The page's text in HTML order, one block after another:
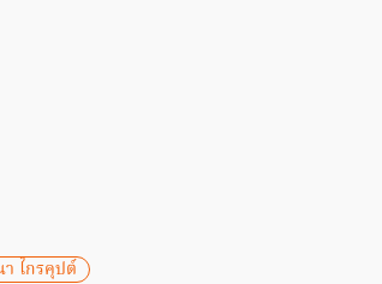
ไกรคุปต์